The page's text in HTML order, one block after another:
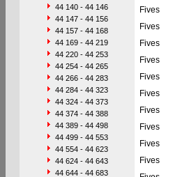
44 140 - 44 146
44 147 - 44 156
44 157 - 44 168
44 169 - 44 219
44 220 - 44 253
44 254 - 44 265
44 266 - 44 283
44 284 - 44 323
44 324 - 44 373
44 374 - 44 388
44 389 - 44 498
44 499 - 44 553
44 554 - 44 623
44 624 - 44 643
44 644 - 44 683
Fives
Fives
Fives
Fives
Fives
Fives
Fives
Fives
Fives
Fives